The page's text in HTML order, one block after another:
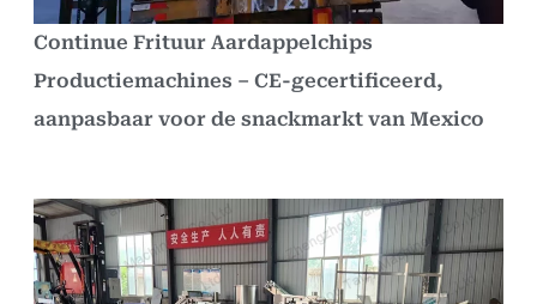
Continue Frituur Aardappelchips
Productiemachines – CE-gecertificeerd,
aanpasbaar voor de snackmarkt van Mexico